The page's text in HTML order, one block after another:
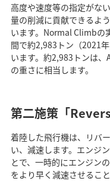
高度や速度等の指定がな
量の削減に貢献できるよ
います。Normal Climbの
間で約2,983トン（2021
います。約2,983トンは
の重さに相当します。
第二施策「
着陸した飛行機は、リバ
い、減速します。エンジ
とで、一時的にエンジン
をより早く減速させるこ